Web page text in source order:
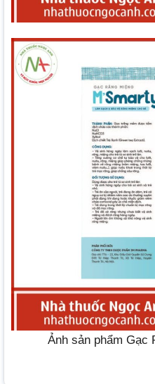
Ảnh sản phẩm Gạc